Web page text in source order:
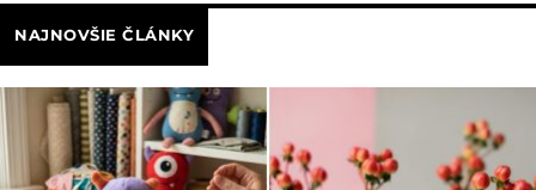
NAJNOVŠIE ČLÁNKY